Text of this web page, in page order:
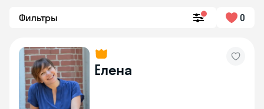
Фильтры 0
Елена
online